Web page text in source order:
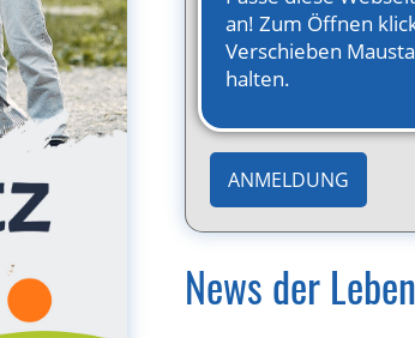
Offene Plätze
offen
Veranstalter /
ANMELDUNG
News der